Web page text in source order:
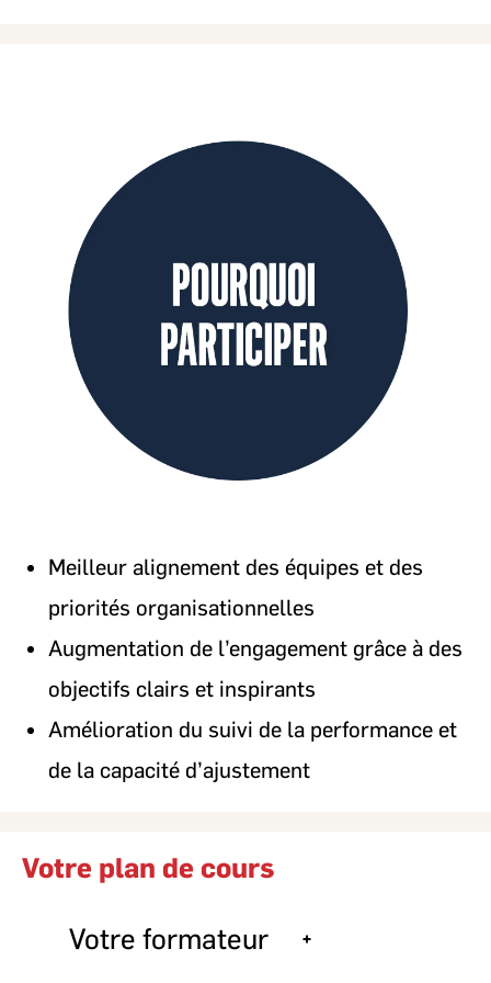
Meilleur alignement des équipes et des
priorités organisationnelles
Augmentation de l’engagement grâce à des
objectifs clairs et inspirants
Amélioration du suivi de la performance et
de la capacité d’ajustement
Votre plan de cours
Votre formateur